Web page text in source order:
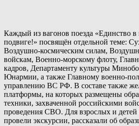
Каждый из вагонов поезда «Единство
подвиге!» посвящён отдельной теме:
Воздушно-космическим силам,
войскам, Военно-морскому флоту,
кадров, Департаменту культуры
Юнармии, а также Главному военно-
управлению ВС РФ. В составе также
платформы, на которых размещены
техники, захваченной российскими
проведения СВО. Для взрослых и
провели экскурсии, рассказали об